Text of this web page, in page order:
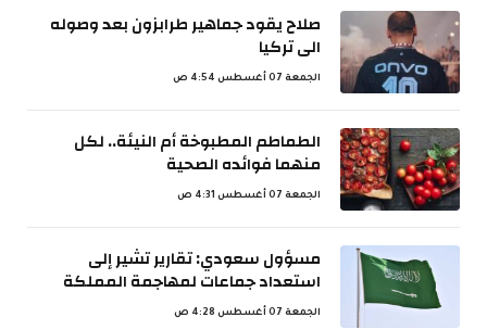
صلاح يقود جماهير طرابزون بعد وصوله
الى تركيا
الجمعة 07 أغسطس 4:54 ص
الطماطم المطبوخة أم النيئة.. لكل
منهما فوائده الصحية
الجمعة 07 أغسطس 4:31 ص
مسؤول سعودي: تقارير تشير إلى
استعداد جماعات لمهاجمة المملكة
الجمعة 07 أغسطس 4:28 ص